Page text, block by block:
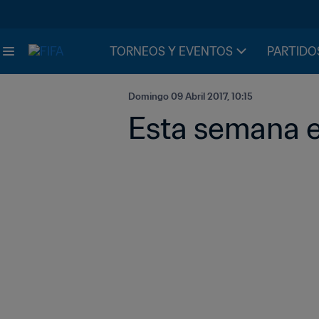
TORNEOS Y EVENTOS
Domingo 09 Abril 2017, 10:15
Esta semana